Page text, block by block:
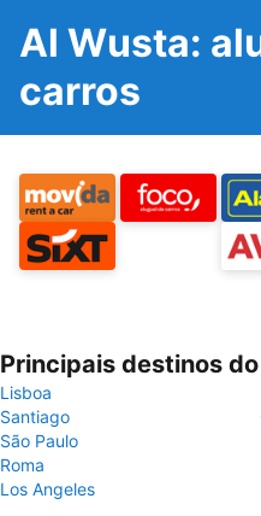
Al Wusta:
carros
Principais destinos
Lisboa
Santiago
São Paulo
Roma
Los Angeles